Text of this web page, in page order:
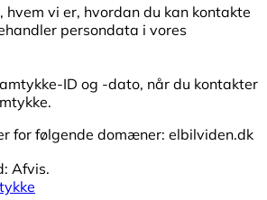
hvem vi er, hvordan du kan kontakte
persondata i vores
ID og -dato, når du kontakter
for følgende domæner: elbilviden.dk
Afvis.